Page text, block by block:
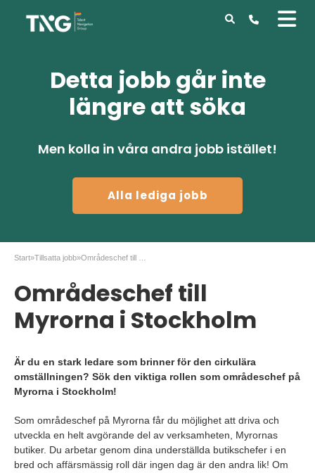
Detta jobb går inte
längre att söka
Men kolla in våra andra jobb istället!
Alla lediga jobb
Start»Tillsatta jobb»
Områdeschef till
Myrorna i Stockholm
Är du en stark ledare som brinner för den cirkulära
omställningen? Sök den viktiga rollen som områdeschef på
Myrorna i Stockholm!
Som områdeschef på Myrorna får du möjlighet att driva och
utveckla en helt avgörande del av verksamheten, Myrornas
butiker. Du arbetar genom dina underställda butikschefer i en
bred och affärsmässig roll där ingen dag är den andra lik! Om